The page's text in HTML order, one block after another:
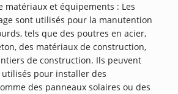
matériaux et équipements : Les
sont utilisés pour la manutention
tels que des poutres en acier,
des matériaux de construction,
de construction. Ils peuvent
pour installer des
des panneaux solaires ou des